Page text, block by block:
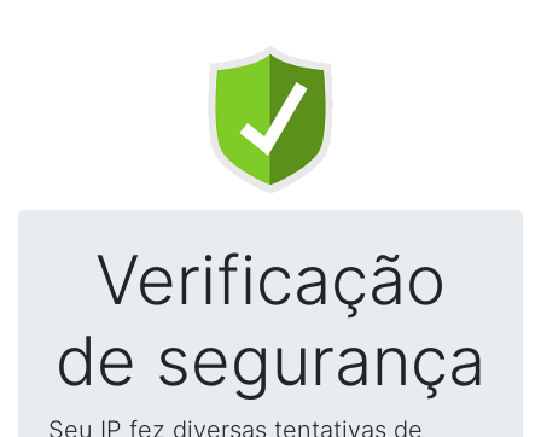
Verificação
de segurança
Seu IP fez diversas tentativas de